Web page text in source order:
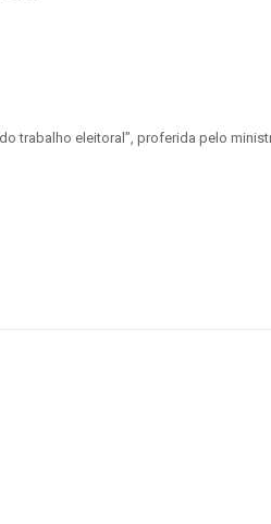
trabalho eleitoral”, proferida pelo